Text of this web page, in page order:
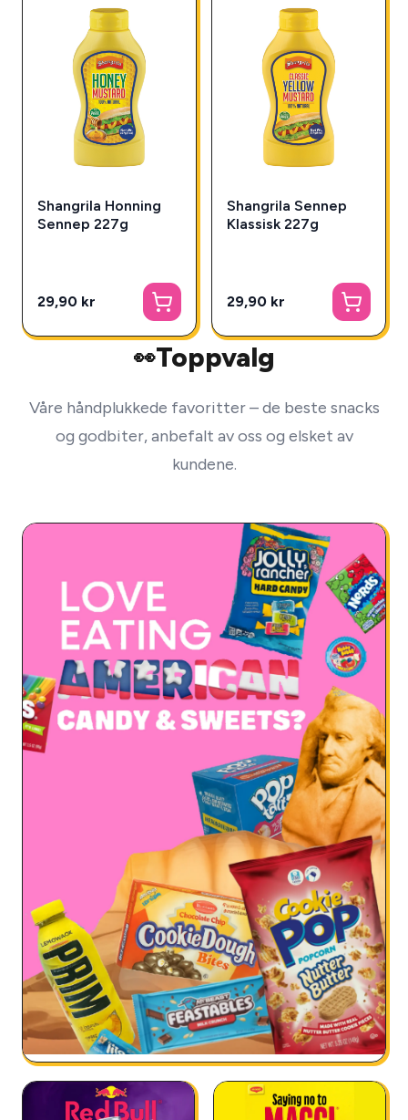
Shangrila Honning
Sennep 227g
29,90 kr
Shangrila Sennep
Klassisk 227g
29,90 kr
👀Toppvalg
Våre håndplukkede favoritter – de beste snacks
og godbiter, anbefalt av oss og elsket av
kundene.